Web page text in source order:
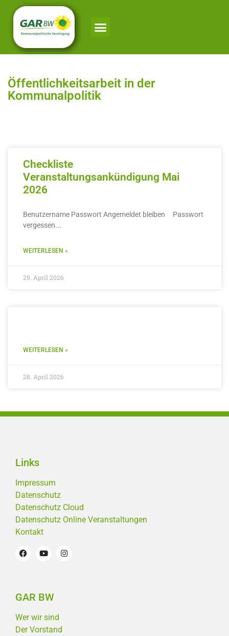
Öffentlichkeitsarbeit in der
Kommunalpolitik
Checkliste
Veranstaltungsankündigung Mai
2026
Benutzername Passwort Angemeldet bleiben Passwort
vergessen
WEITERLESEN »
29. April 2026
WEITERLESEN »
28. April 2026
Links
Impressum
Datenschutz
Datenschutz Cloud
Datenschutz Online Veranstaltungen
Kontakt
GAR BW
Wer wir sind
Der Vorstand